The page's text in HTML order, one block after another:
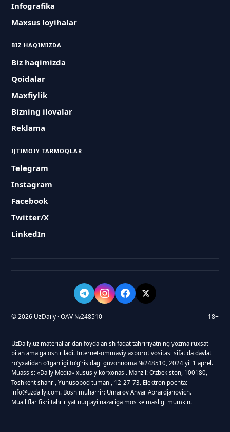
Infografika
Maxsus loyihalar
BIZ HAQIMIZDA
Biz haqimizda
Qoidalar
Maxfiylik
Bizning ilovalar
Reklama
IJTIMOIY TARMOQLAR
Telegram
Instagram
Facebook
Twitter/X
LinkedIn
© 2026 UzDaily · OAV №248510 18+
UzDaily.uz materiallaridan foydalanish faqat tahririyatning yozma ruxsati
bilan amalga oshiriladi. Internet-ommaviy axborot vositasi sifatida davlat
roʻyxatidan oʻtganligi toʻgʻrisidagi guvohnoma №248510, 2024 yil 1 aprel.
Muassis: «Daily Media» xususiy korxonasi. Manzil: Oʻzbekiston, 100180,
Toshkent shahri, Yunusobod tumani, 12-27-73. Elektron pochta:
info@uzdaily.com. Bosh muharrir: Umarov Anvar Abrardjanovich.
Mualliflar fikri tahririyat nuqtayi nazariga mos kelmasligi mumkin.